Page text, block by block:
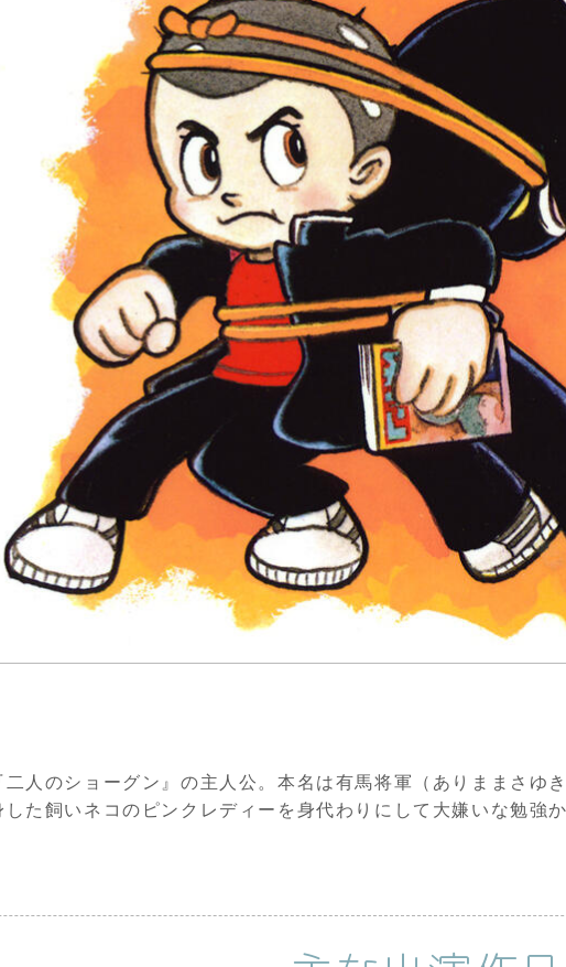
二人のショーグン』の主人公。本名は有馬将軍（ありままさゆ
した飼いネコのピンクレディーを身代わりにして大嫌いな勉強